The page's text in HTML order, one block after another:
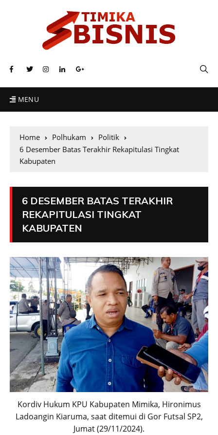
MENU
Home Polhukam
Politik
6 Desember Batas Terakhir Rekapitulasi Tingkat
Kabupaten
6 DESEMBER BATAS TERAKHIR
REKAPITULASI TINGKAT
KABUPATEN
Kordiv Hukum KPU Kabupaten Mimika, Hironimus
Ladoangin Kiaruma, saat ditemui di Gor Futsal SP2,
Jumat (29/11/2024).